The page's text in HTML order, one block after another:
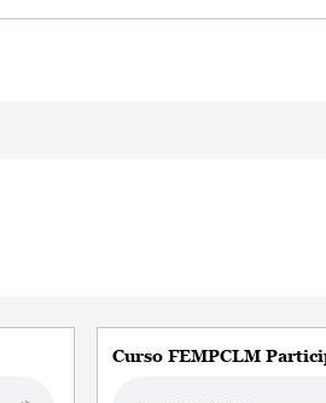
Curso FEMPCLM